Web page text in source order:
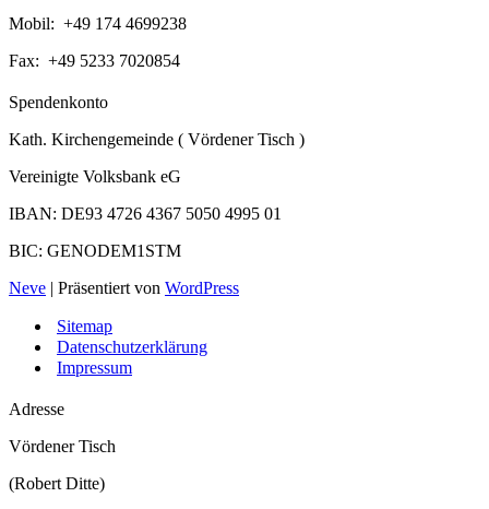
Mobil: +49 174 4699238
Fax: +49 5233 7020854
Spendenkonto
Kath. Kirchengemeinde ( Vördener Tisch )
Vereinigte Volksbank eG
IBAN: DE93 4726 4367 5050 4995 01
BIC: GENODEM1STM
Neve | Präsentiert von WordPress
Sitemap
Datenschutzerklärung
Impressum
Adresse
Vördener Tisch
(Robert Ditte)